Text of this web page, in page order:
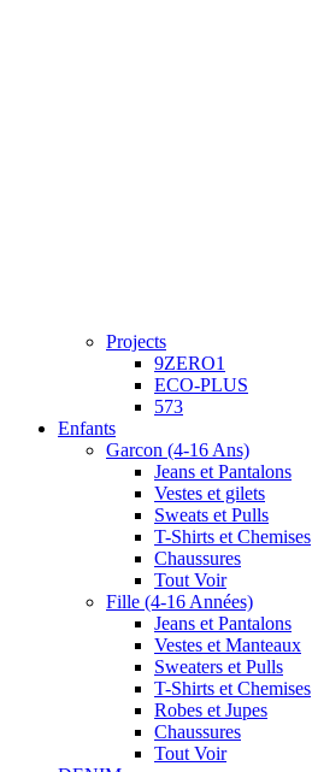
Projects
9ZERO1
ECO-PLUS
573
Enfants
Garcon (4-16 Ans)
Jeans et Pantalons
Vestes et gilets
Sweats et Pulls
T-Shirts et Chemises
Chaussures
Tout Voir
Fille (4-16 Années)
Jeans et Pantalons
Vestes et Manteaux
Sweaters et Pulls
T-Shirts et Chemises
Robes et Jupes
Chaussures
Tout Voir